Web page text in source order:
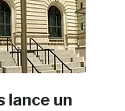
lance un